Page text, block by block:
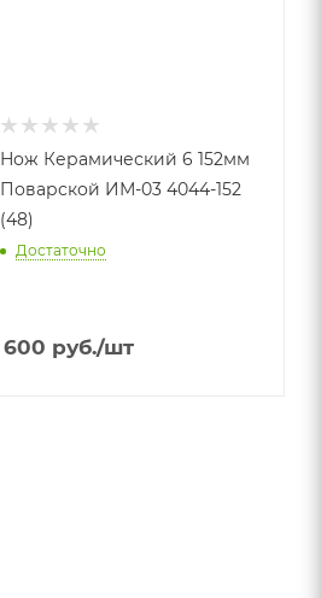
Нож Керамический 6 152мм
Поварской ИМ-03 4044-152
(48)
Достаточно
600 руб./шт